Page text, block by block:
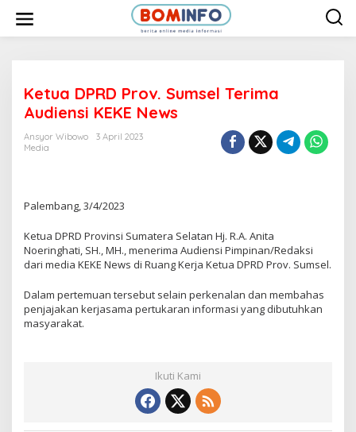
Ketua DPRD Prov. Sumsel Terima
Audiensi KEKE News
Ansyor Wibowo
3 April 2023
Media
Palembang, 3/4/2023
Ketua DPRD Provinsi Sumatera Selatan Hj. R.A. Anita
Noeringhati, SH., MH., menerima Audiensi Pimpinan/Redaksi
dari media KEKE News di Ruang Kerja Ketua DPRD Prov. Sumsel.
Dalam pertemuan tersebut selain perkenalan dan membahas
penjajakan kerjasama pertukaran informasi yang dibutuhkan
masyarakat.
Ikuti Kami